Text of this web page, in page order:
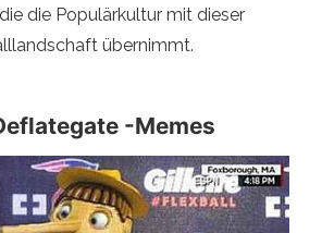
die Populärkultur mit dieser
übernimmt.
-Memes